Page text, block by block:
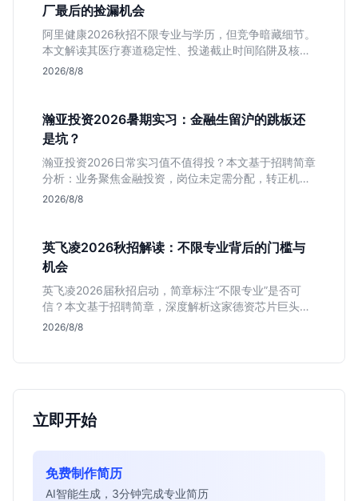
厂最后的捡漏机会
阿里健康2026秋招不限专业与学历，但竞争暗藏细节。
本文解读其医疗赛道稳定性、投递截止时间陷阱及核心
岗位面试节奏，帮应届生判断是否值得投入。
2026/8/8
瀚亚投资2026暑期实习：金融生留沪的跳板还
是坑？
瀚亚投资2026日常实习值不值得投？本文基于招聘简章
分析：业务聚焦金融投资，岗位未定需分配，转正机会
不明确。适合急需上海高含金量实习证明、想接触真实
2026/8/8
英飞凌2026秋招解读：不限专业背后的门槛与
机会
英飞凌2026届秋招启动，简章标注“不限专业”是否可
信？本文基于招聘简章，深度解析这家德资芯片巨头的
行业地位、校招真实门槛及投递策略，助你判断是否值
2026/8/8
立即开始
免费制作简历
AI智能生成，3分钟完成专业简历